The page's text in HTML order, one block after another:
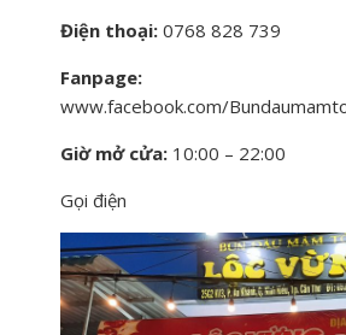
Điện thoại: 0768 828 739
Fanpage:
www.facebook.com/
Giờ mở cửa: 10:00 – 22:00
Gọi điện